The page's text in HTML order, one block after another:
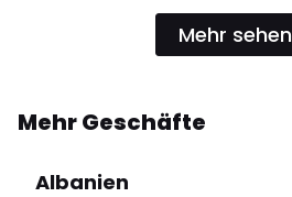
Mehr sehen
Mehr Geschäfte
Albanien